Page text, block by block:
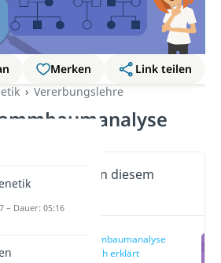
Merken
Link teilen
Vererbungslehre
Wichtige Inhalte in diesem
Stammbaumanalyse
einfach erklärt
– Dauer: 05:16